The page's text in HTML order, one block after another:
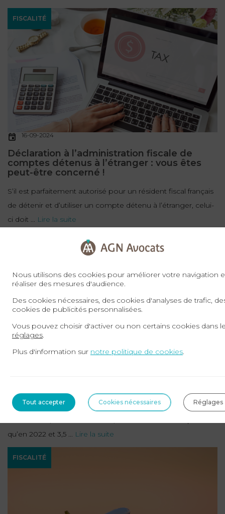
FISCALITÉ
16-09-2024
Déclaration à l’administration fiscale de
comptes détenus à l’étranger : vous êtes
peut-être concerné !
S’il est parfaitement autorisé pour un résident fiscal français
de détenir et d’utiliser un compte détenu à l’étranger, celui-
ci doit ... Lire la suite
En 2023, l’administration fiscale a recouvré un montant
qu’en 2022 et 3,5 ... Lire la suite
FISCALITÉ
Nous utilisons des cookies pour améliorer votre navigation
réaliser des mesures d'audience.
Des cookies nécessaires, des cookies d'analyses de trafic,
cookies de publicités personnalisées.
Vous pouvez choisir d'activer ou non certains cookies dans
réglages.
Plus d'information sur notre politique de cookies.
Tout accepter Cookies nécessaires Réglages